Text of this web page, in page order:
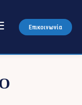
Επικοινωνία